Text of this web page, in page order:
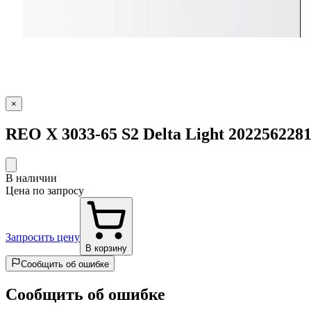
×
REO X 3033-65 S2 Delta Light
В наличии
Цена по запросу
Запросить цену
В корзину
Сообщить об ошибке
Сообщить об ошибке